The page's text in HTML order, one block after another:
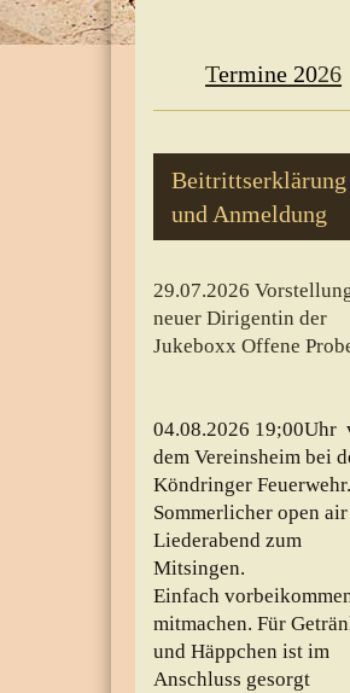
Termine 2026
Beitrittserklärung
und Anmeldung
29.07.2026
neuer Dirigentin der
Jukeboxx Offene
04.08.2026 19;00Uhr
dem Vereinsheim bei
Köndringer Feuerwehr.
Sommerlicher open air
Liederabend zum
Mitsingen.
Einfach
mitmachen. Für
und Häppchen ist im
Anschluss gesorgt